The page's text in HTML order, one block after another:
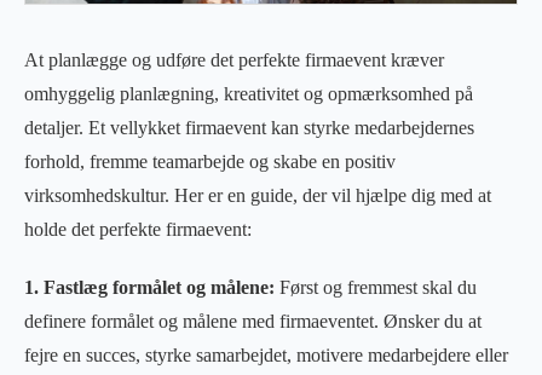
At planlægge og udføre det perfekte firmaevent kræver
omhyggelig planlægning, kreativitet og opmærksomhed på
detaljer. Et vellykket firmaevent kan styrke medarbejdernes
forhold, fremme teamarbejde og skabe en positiv
virksomhedskultur. Her er en guide, der vil hjælpe dig med at
holde det perfekte firmaevent:
1. Fastlæg formålet og målene: Først og fremmest skal du
definere formålet og målene med firmaeventet. Ønsker du at
fejre en succes, styrke samarbejdet, motivere medarbejdere eller